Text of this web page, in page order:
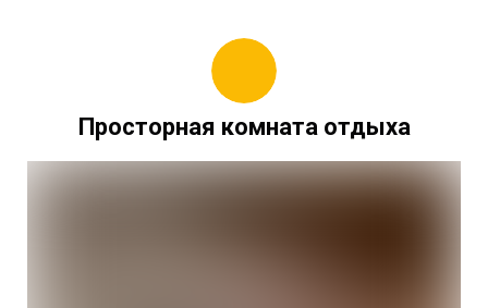
Просторная комната отдыха